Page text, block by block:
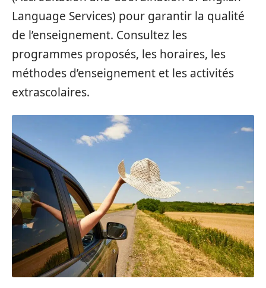
Language Services) pour garantir la qualité
de l’enseignement. Consultez les
programmes proposés, les horaires, les
méthodes d’enseignement et les activités
extrascolaires.